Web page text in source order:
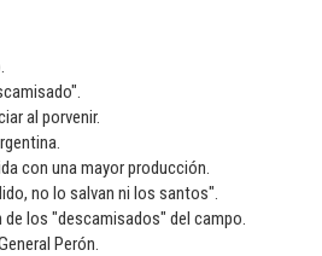
al porvenir.
con una mayor producción.
no lo salvan ni los santos".
los "descamisados" del campo.
Perón.